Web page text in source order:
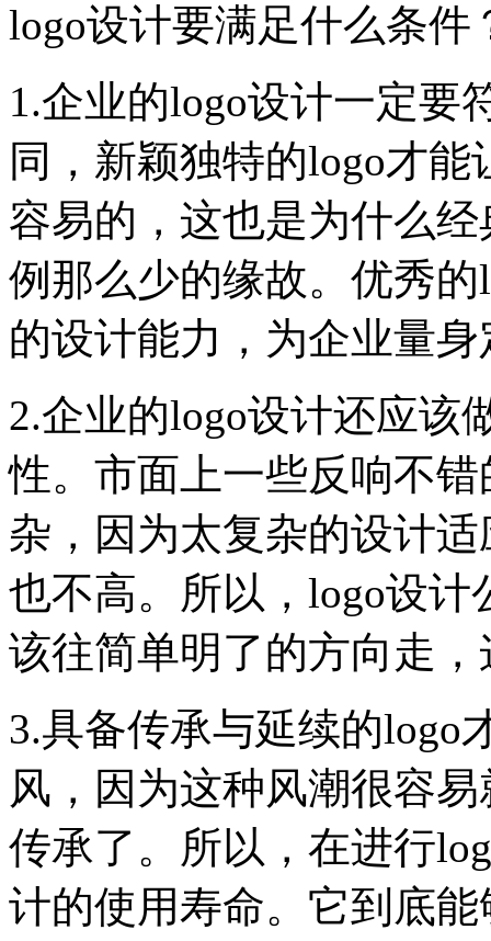
logo设计要满足什么条件
1.企业的logo设计一定要
同，新颖独特的logo才
容易的，这也是为什么
例那么少的缘故。优秀
的设计能力，为企业量
2.企业的logo设计还应该
性。市面上一些反响不
杂，因为太复杂的设计
也不高。所以，logo设
该往简单明了的方向走
3.具备传承与延续的logo
风，因为这种风潮很容
传承了。所以，在进行
计的使用寿命。它到底